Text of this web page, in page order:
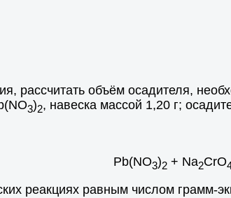
рассчитать объём осадителя,
3)2, навеска массой 1,20 г;
Pb(NO3)2+ Na2CrO
реакциях равным числом грамм-